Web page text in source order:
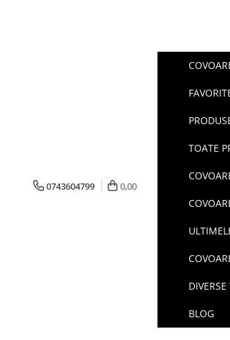
0743604799 0,00
TOATE
DIVERSE
BLOG